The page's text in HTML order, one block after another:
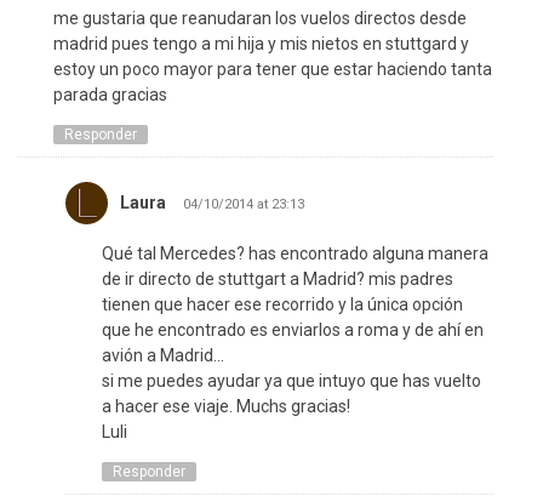
me gustaria que reanudaran los vuelos directos desde
madrid pues tengo a mi hija y mis nietos en stuttgard y
estoy un poco mayor para tener que estar haciendo tanta
parada gracias
Responder
Laura 04/10/2014 at 23:13
Qué tal Mercedes? has encontrado alguna manera
de ir directo de stuttgart a Madrid? mis padres
tienen que hacer ese recorrido y la única opción
que he encontrado es enviarlos a roma y de ahí en
avión a Madrid…
si me puedes ayudar ya que intuyo que has vuelto
a hacer ese viaje. Muchs gracias!
Luli
Responder